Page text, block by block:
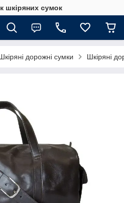
шкіряних сумок
дорожні сумки Шкіряні